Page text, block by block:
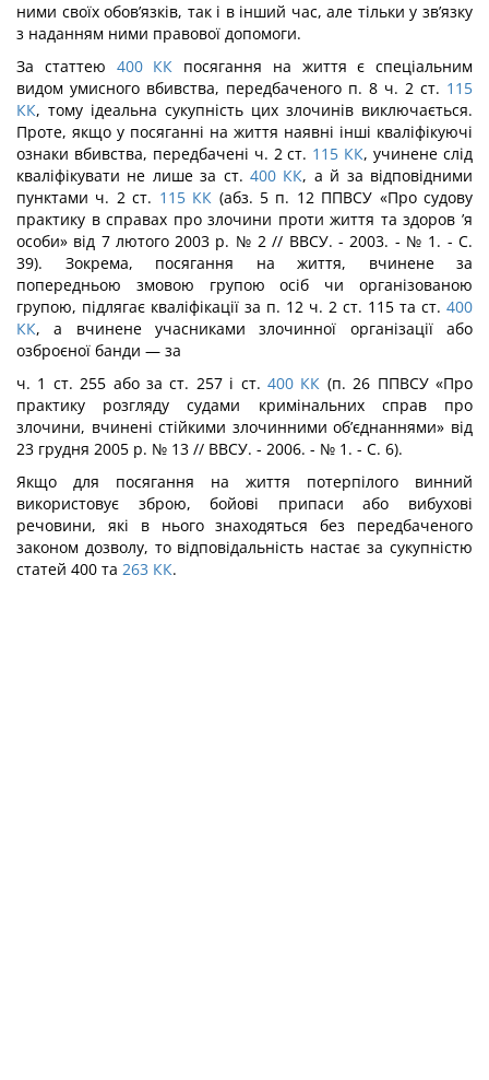
ними своїх обов’язків, так і в інший час, але тіль­ки у зв’язку
з наданням ними правової допомоги.
За статтею 400 КК посягання на життя є спеціальним
видом умисного вбивства, передбаченого п. 8 ч. 2 ст. 115
КК, тому ідеальна сукупність цих злочинів виключа­ється.
Проте, якщо у посяганні на життя наявні інші кваліфікуючі
ознаки вбивства, передбачені ч. 2 ст. 115 КК, учинене слід
кваліфікувати не лише за ст. 400 КК, а й за відповідними
пунктами ч. 2 ст. 115 КК (абз. 5 п. 12 ППВСУ «Про судову
практику в справах про злочини проти життя та здоров ’я
особи» від 7 лютого 2003 р. № 2 // ВВСУ. - 2003. - № 1. - С.
39). Зокрема, посягання на життя, вчинене за
попередньою змовою групою осіб чи організованою
групою, підлягає кваліфікації за п. 12 ч. 2 ст. 115 та ст. 400
КК, а вчинене учасниками злочинної організації або
озброєної банди — за
ч. 1 ст. 255 або за ст. 257 і ст. 400 КК (п. 26 ППВСУ «Про
практику розгляду судами кримінальних справ про
злочини, вчинені стійкими злочинними об’єднаннями» від
23 грудня 2005 р. № 13 // ВВСУ. - 2006. - № 1. - С. 6).
Якщо для посягання на життя потерпілого винний
використовує зброю, бойові припаси або вибухові
речовини, які в нього знаходяться без передбаченого
законом дозволу, то відповідальність настає за сукупністю
статей 400 та 263 КК.